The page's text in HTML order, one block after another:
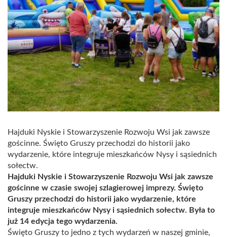
Hajduki Nyskie i Stowarzyszenie Rozwoju Wsi jak zawsze
gościnne. Święto Gruszy przechodzi do historii jako
wydarzenie, które integruje mieszkańców Nysy i sąsiednich
sołectw.
Hajduki Nyskie i Stowarzyszenie Rozwoju Wsi jak zawsze
gościnne w czasie swojej szlagierowej imprezy. Święto
Gruszy przechodzi do historii jako wydarzenie, które
integruje mieszkańców Nysy i sąsiednich sołectw. Była to
już 14 edycja tego wydarzenia.
Święto Gruszy to jedno z tych wydarzeń w naszej gminie,